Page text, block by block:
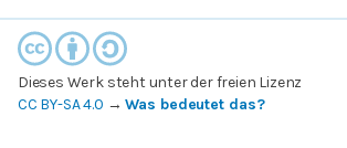
Dieses Werk steht unter der freien Lizenz
CC BY-SA 4.0 →Was bedeutet das?